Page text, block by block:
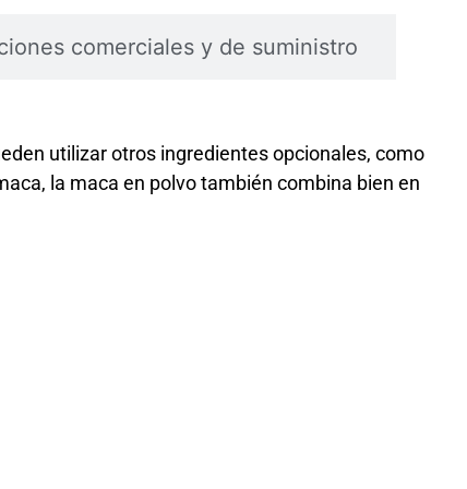
comerciales y de suministro
utilizar otros ingredientes opcionales, como
la maca en polvo también combina bien en